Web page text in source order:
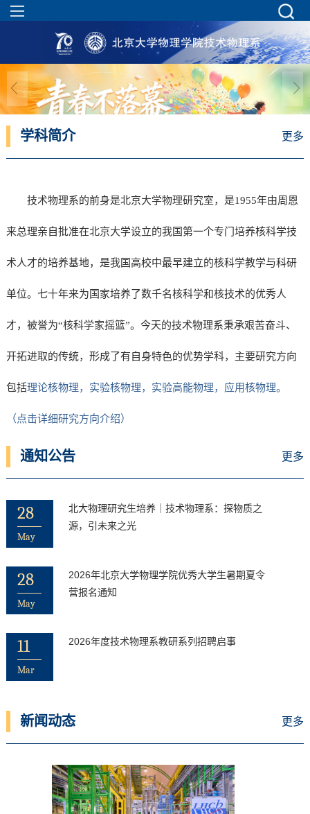
学科简介 更多
技术物理系的前身是北京大学物理研究室，是1955年由周恩
来总理亲自批准在北京大学设立的我国第一个专门培养核科学技
术人才的培养基地，是我国高校中最早建立的核科学教学与科研
单位。七十年来为国家培养了数千名核科学和核技术的优秀人
才，被誉为“核科学家摇篮”。今天的技术物理系秉承艰苦奋斗、
开拓进取的传统，形成了有自身特色的优势学科，主要研究方向
包括理论核物理，实验核物理，实验高能物理，应用核物理。
（点击详细研究方向介绍）
通知公告 更多
28
May
北大物理研究生培养｜技术物理系：探物质之
源，引未来之光
28
May
2026年北京大学物理学院优秀大学生暑期夏令
营报名通知
11
Mar
2026年度技术物理系教研系列招聘启事
新闻动态 更多